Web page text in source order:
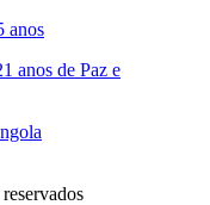
anos
anos de Paz e